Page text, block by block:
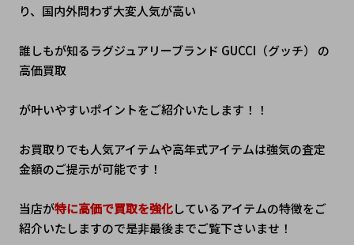
り、国内外問わず大変人気が高い
誰しもが知るラグジュアリーブランド GUCCI（グッチ） の
高価買取
が叶いやすいポイントをご紹介いたします！！
お買取りでも人気アイテムや高年式アイテムは強気の査定
金額のご提示が可能です！
当店が特に高価で買取を強化しているアイテムの特徴をご
紹介いたしますので是非最後までご覧下さいませ！